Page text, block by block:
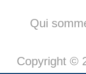
Qui
Copyright ©